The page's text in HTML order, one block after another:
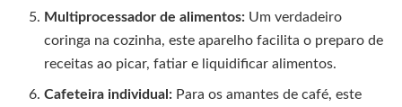
Multiprocessador de alimentos: Um verdadeiro
coringa na cozinha, este aparelho facilita o preparo de
receitas ao picar, fatiar e liquidificar alimentos.
Cafeteira individual: Para os amantes de café, este